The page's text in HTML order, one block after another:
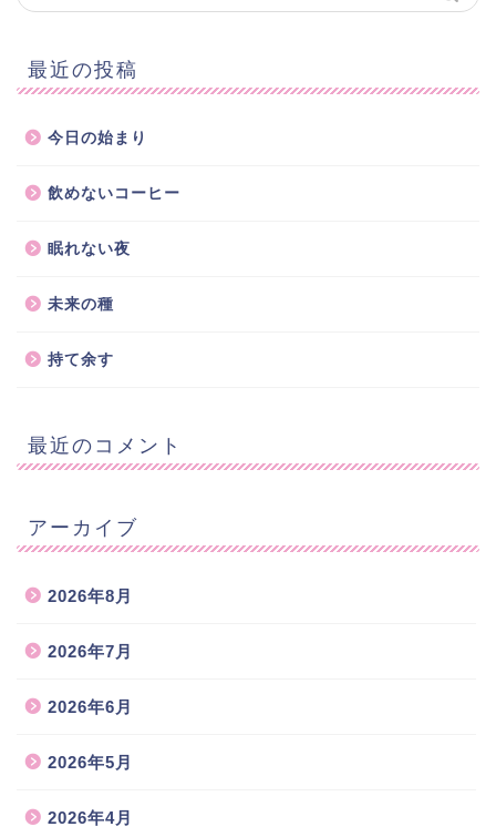
最近の投稿
今日の始まり
飲めないコーヒー
眠れない夜
未来の種
持て余す
最近のコメント
アーカイブ
2026年8月
2026年7月
2026年6月
2026年5月
2026年4月